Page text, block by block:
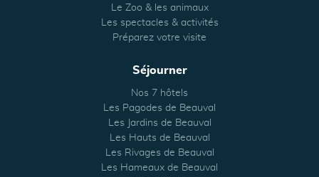
Le Zoo & les animaux
Les spectacles & activités
Préparez votre visite
Séjourner
Nos 7 hôtels
Les Pagodes de Beauval
Les Jardins de Beauval
Les Hauts de Beauval
Les Rivages de Beauval
Les Hameaux de Beauval